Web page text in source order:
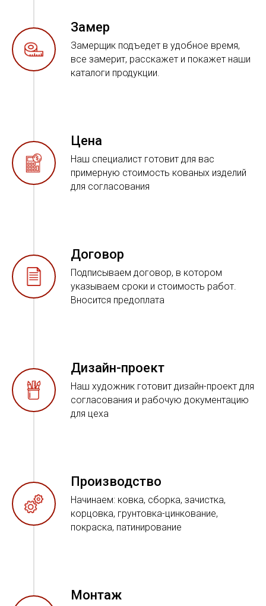
Замер
Замерщик подъедет в удобное время,
все замерит, расскажет и покажет наши
каталоги продукции.
Цена
Наш специалист готовит для вас
примерную стоимость кованых изделий
для согласования
Договор
Подписываем договор, в котором
указываем сроки и стоимость работ.
Вносится предоплата
Дизайн-проект
Наш художник готовит дизайн-проект для
согласования и рабочую документацию
для цеха
Производство
Начинаем: ковка, сборка, зачистка,
корцовка, грунтовка-цинкование,
покраска, патинирование
Монтаж